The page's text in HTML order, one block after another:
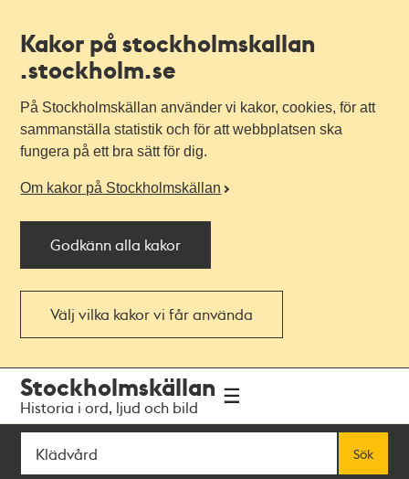
Kakor på stockholmskallan
.stockholm.se
På Stockholmskällan använder vi kakor, cookies, för att
sammanställa statistik och för att webbplatsen ska
fungera på ett bra sätt för dig.
Om kakor på Stockholmskällan
Godkänn alla kakor
Välj vilka kakor vi får använda
navigationen
huvudinnehållet
Stockholmskällan
Historia i ord, ljud och bild
Sök
Sök